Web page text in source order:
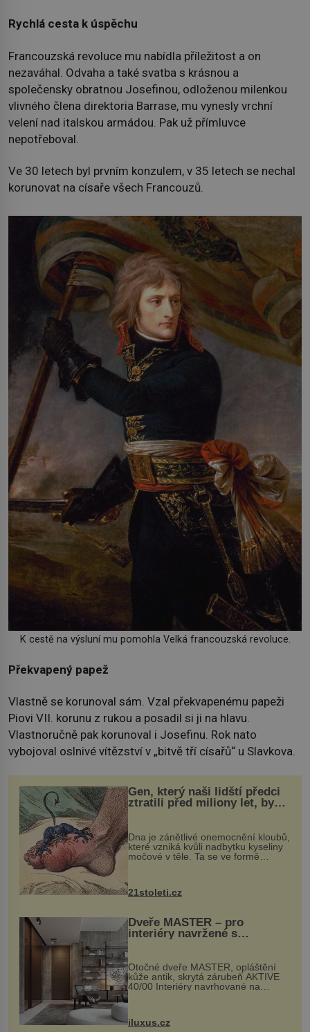
Rychlá cesta k úspěchu
Francouzská revoluce mu nabídla příležitost a on
nezaváhal. Odvaha a také svatba s krásnou a
společensky obratnou Josefinou, odloženou milenkou
vlivného člena direktoria Barrase, mu vynesly vrchní
velení nad italskou armádou. Pak už přímluvce
nepotřeboval.
Ve 30 letech byl prvním konzulem, v 35 letech se nechal
korunovat na císaře všech Francouzů.
K cestě na výsluní mu pomohla Velká francouzská revoluce.
Překvapený papež
Vlastně se korunoval sám. Vzal překvapenému papeži
Piovi VII. korunu z rukou a posadil si ji na hlavu.
Vlastnoručně pak korunoval i Josefinu. Rok nato
vybojoval oslnivé vítězství v „bitvě tří císařů“ u Slavkova.
Gen, který naši lidští předci
ztratili před miliony let, by
mohl pomoci s léčbou
„nemoci králů“
Dna je zánětlivé onemocnění kloubů,
které vzniká kvůli nadbytku kyseliny
močové v těle. Ta se ve formě
nohou, a způsobuje bole...
21stoleti.cz
Dveře MASTER – pro
interiéry navržené s
rozumem i vášní!
Otočné dveře MASTER, opláštění
kůže antik, skrytá zárubeň AKTIVE
40/00 Interiéry navrhované na
zakázku často vyžadují atypické
rozměry nejen nábytku, ale i
dnes umož...
iluxus.cz